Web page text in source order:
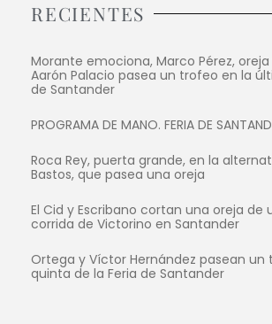
RECIENTES
Morante emociona, Marco Pérez,
Aarón Palacio pasea un trofeo en la
de Santander
PROGRAMA DE MANO. FERIA DE
Roca Rey, puerta grande, en la
Bastos, que pasea una oreja
El Cid y Escribano cortan una oreja de
corrida de Victorino en Santander
Ortega y Víctor Hernández pasean un
quinta de la Feria de Santander